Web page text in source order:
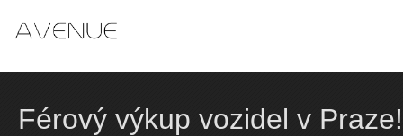
Férový výkup vozidel v Praze!